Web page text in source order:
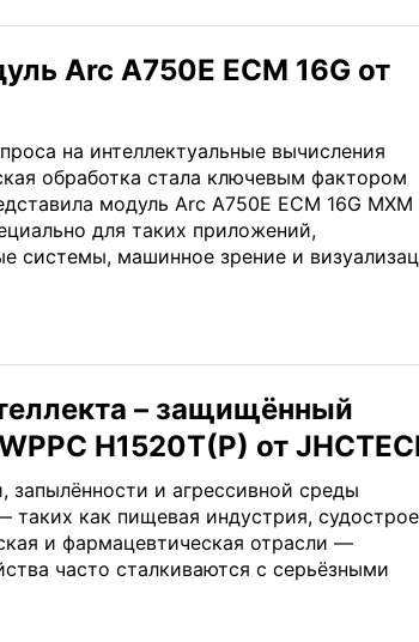
Arc A750E ECM 16G от
на интеллектуальные вычисления
обработка стала ключевым фактором
модуль Arc A750E ECM 16G MXM
для таких приложений,
системы, машинное зрение и
– защищённый
H1520T(P) от
и агрессивной среды
как пищевая индустрия,
и фармацевтическая отрасли —
часто сталкиваются с серьёзными